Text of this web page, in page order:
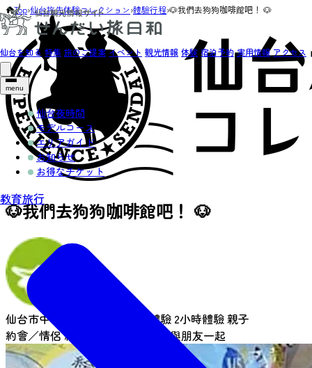
仙台を知る 特集 旅のご提案 イベント 観光情報 体験 宿泊予約 実用情報 アクセス
menu
仙台夜時間
モデルコース
エリアガイド
お知らせ
お得なチケット
教育旅行
Top›仙台旅先体験コレクション›體驗行程›🐶我們去狗狗咖啡館吧！ 🐶
🐶我們去狗狗咖啡館吧！ 🐶
仙台市中心 1小時體驗 2小時體驗親子
約會／情侶約會／情侶 與朋友一起